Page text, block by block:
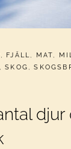
, FJÄLL, MAT,
,SKOG ,
djur